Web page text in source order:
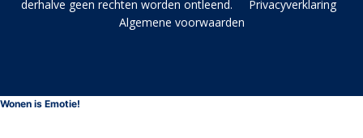
derhalve geen rechten worden ontleend.
Privacyverklaring
Algemene voorwaarden
Wonen is Emotie!